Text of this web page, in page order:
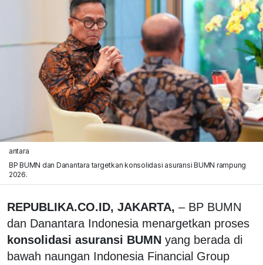
antara
BP BUMN dan Danantara targetkan konsolidasi asuransi BUMN rampung
2026.
REPUBLIKA.CO.ID, JAKARTA, – BP BUMN
dan Danantara Indonesia menargetkan proses
konsolidasi asuransi BUMN yang berada di
bawah naungan Indonesia Financial Group